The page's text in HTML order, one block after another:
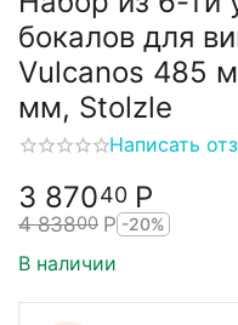
бокалов для
Vulcanos 485
мм, Stolzle
Написать
3 87040 Р
4 83800 Р -20%
В наличии